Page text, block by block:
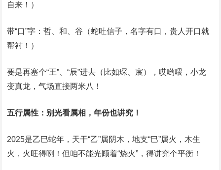
自来！）
‌带“口”字‌：哲、和、谷（蛇吐信子，名字有口，贵人开口就
帮衬！）
要是再塞个‌“王”、“辰”‌进去（比如琛、宸），哎哟喂，小龙
变真龙，气场直接两米八！
‌五行属性：别光看属相，年份也讲究！‌
2025是‌乙巳蛇年‌，天干“乙”属阴木，地支“巳”属火，木生
火，火旺得咧！但咱不能光顾着“烧火”，得讲究个平衡！